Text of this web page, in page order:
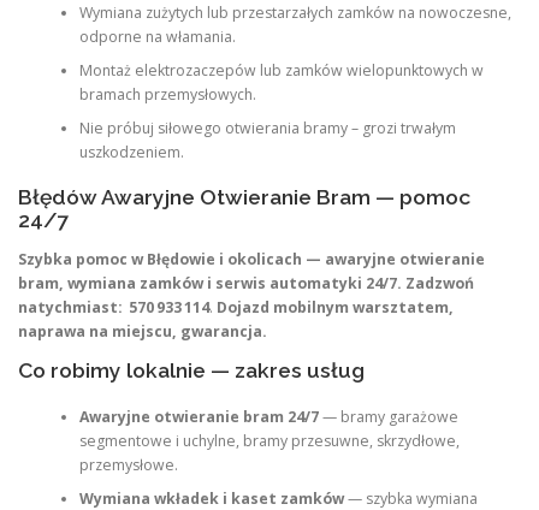
Wymiana zużytych lub przestarzałych zamków na nowoczesne,
odporne na włamania.
Montaż elektrozaczepów lub zamków wielopunktowych w
bramach przemysłowych.
Nie próbuj siłowego otwierania bramy – grozi trwałym
uszkodzeniem.
Błędów Awaryjne Otwieranie Bram — pomoc
24/7
Szybka pomoc w Błędowie i okolicach — awaryjne otwieranie
bram, wymiana zamków i serwis automatyki 24/7. Zadzwoń
natychmiast: 570 933 114. Dojazd mobilnym warsztatem,
naprawa na miejscu, gwarancja.
Co robimy lokalnie — zakres usług
Awaryjne otwieranie bram 24/7— bramy garażowe
segmentowe i uchylne, bramy przesuwne, skrzydłowe,
przemysłowe.
Wymiana wkładek i kaset zamków— szybka wymiana